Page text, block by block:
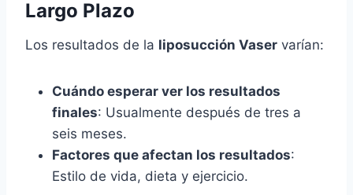
Largo Plazo
Los resultados de la liposucción Vaser varían:
Cuándo esperar ver los resultados
finales: Usualmente después de tres a
seis meses.
Factores que afectan los resultados:
Estilo de vida, dieta y ejercicio.